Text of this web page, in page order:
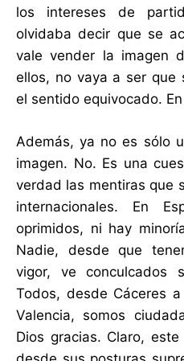
los intereses de
olvidaba decir que se
vale vender la imagen
ellos, no vaya a ser que
el sentido equivocado.
Además, ya no es sólo
imagen. No. Es una
verdad las mentiras que
internacionales. En
oprimidos, ni hay
Nadie, desde que
vigor, ve conculcados
Todos, desde Cáceres
Valencia, somos
Dios gracias. Claro,